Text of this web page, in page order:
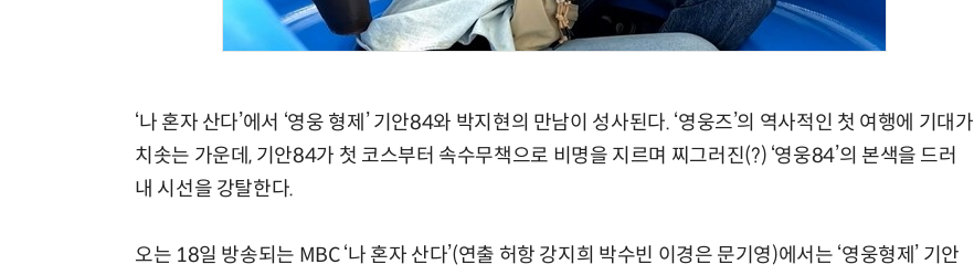
‘나 혼자 산다’에서 ‘영웅 형제’ 기안84와 박지현의 만남이 성사된다. ‘영웅즈’의 역사적인 첫 여행에 기대가
치솟는 가운데, 기안84가 첫 코스부터 속수무책으로 비명을 지르며 찌그러진(?) ‘영웅84’의 본색을 드러
내 시선을 강탈한다.
오는 18일 방송되는 MBC ‘나 혼자 산다’(연출 허항 강지희 박수빈 이경은 문기영)에서는 ‘영웅형제’ 기안